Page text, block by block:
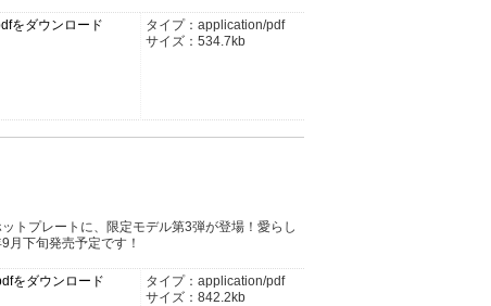
をダウンロード
タイプ：application/pdf
サイズ：534.7kb
トプレートに、限定モデル第3弾が登場！愛らし
月下旬発売予定です！
をダウンロード
タイプ：application/pdf
サイズ：842.2kb